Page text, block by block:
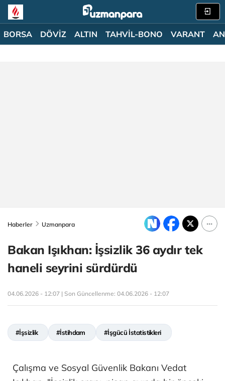
BORSA DÖVİZ ALTIN TAHVİL-BONO VARANT
Haberler Uzmanpara
Bakan Işıkhan: İşsizlik 36 aydır tek
haneli seyrini sürdürdü
04.06.2026 - 12:07 | Son Güncellenme: 04.06.2026 - 12:07
#İşsizlik #İstihdam #İşgücü İstatistikleri
Çalışma ve Sosyal Güvenlik Bakanı Vedat